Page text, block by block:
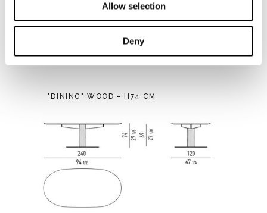
Allow selection
Deny
"DINING" WOOD - H74 CM